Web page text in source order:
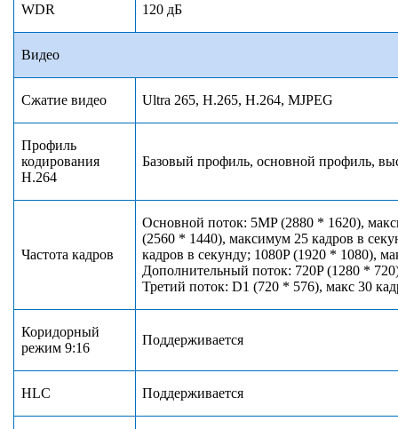
WDR 120 дБ
Видео
Сжатие видео Ultra 265, H.265, H.264, MJPEG
Профиль
кодирования
H.264
Базовый профиль, основной профиль,
Частота кадров
Основной поток: 5MP (2880 * 1620),
(2560 * 1440), максимум 25 кадров в
кадров в секунду; 1080P (1920 * 1080),
Дополнительный поток: 720P (1280 *
Третий поток: D1 (720 * 576), макс 30
Коридорный
режим 9:16
Поддерживается
HLC Поддерживается